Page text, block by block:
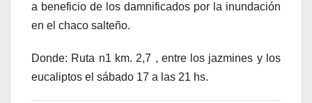
a beneficio de los damnificados por la inundación
en el chaco salteño.
Donde: Ruta n1 km. 2,7 , entre los jazmines y los
eucaliptos el sábado 17 a las 21 hs.